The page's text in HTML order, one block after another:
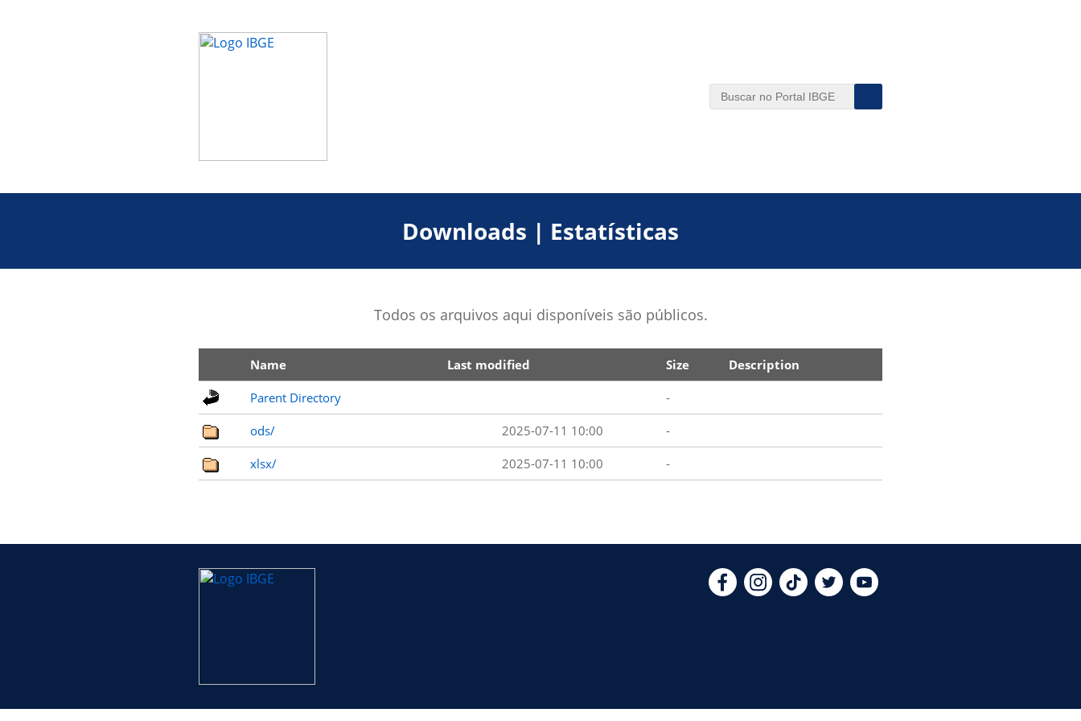
Downloads | Estatísticas
Todos os arquivos aqui disponíveis são públicos.
Name Last modified Size Description
Parent Directory -
ods/ 2025-07-11 10:00 -
xlsx/ 2025-07-11 10:00 -